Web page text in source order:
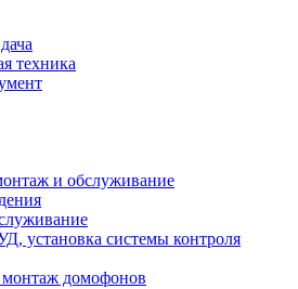
техника
и обслуживание
установка системы контроля
монтаж домофонов